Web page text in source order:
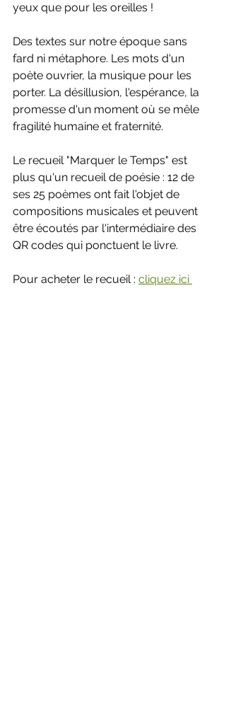
yeux que pour les oreilles !
Des textes sur notre époque sans
fard ni métaphore. Les mots d'un
poète ouvrier, la musique pour les
porter. La désillusion, l'espérance, la
promesse d'un moment où se mêle
fragilité humaine et fraternité.
Le recueil "Marquer le Temps" est
plus qu'un recueil de poésie : 12 de
ses 25 poèmes ont fait l'objet de
compositions musicales et peuvent
être écoutés par l'intermédiaire des
QR codes qui ponctuent le livre.
Pour acheter le recueil : cliquez ici